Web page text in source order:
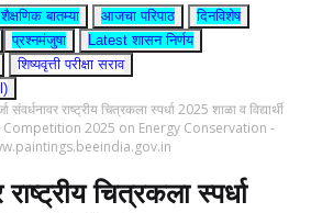
बातम्या आजचा परिपाठ
दिनविशेष
प्रश्नमंजुषा
Latest शासन निर्णय
शिष्यवृत्ती परीक्षा सराव
संवर्धनावर राष्ट्रीय चित्रकला स्पर्धा 2025 शाळा व विद्यार्थी
Competition 2025 on Energy Conservation -
चित्रकला स्पर्धा